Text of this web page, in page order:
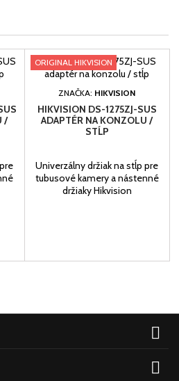
/
ORIGINAL HIKVISION
ZNAČKA: HIKVISION
HIKVISION DS-1275ZJ-SUS
ADAPTÉR NA KONZOLU /
STĹP
Univerzálny držiak na stĺp pre
tubusové kamery a nástenné
držiaky Hikvision

